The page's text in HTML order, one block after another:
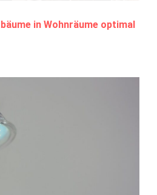
in Wohnräume optimal